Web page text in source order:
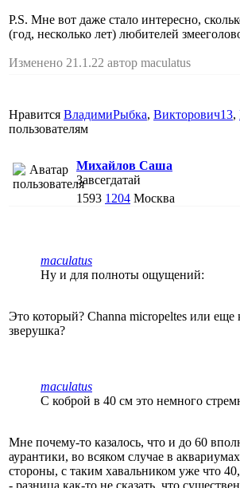
P.S. Мне вот даже стало интересно,
(год, несколько лет) любителей
Изменено 21.1.22 автор maculatus
Нравится ВладимиРыбка, Викторович13,
пользователям
Михайлов Саша
Завсегдатай
1593 1204 Москва
maculatus
Ну и для полноты ощущений:
Это который? Channa micropeltes или еще
зверушка?
maculatus
С коброй в 40 см это немного
Мне почему-то казалось, что и до 60
аурантики, во всяком случае в
стороны, с таким хавальником уже что
- разница как-то не сказать, что